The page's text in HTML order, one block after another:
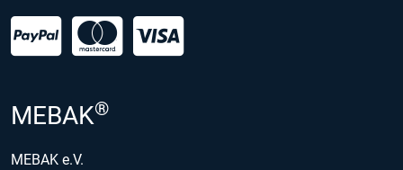
MEBAK®
MEBAK e.V.